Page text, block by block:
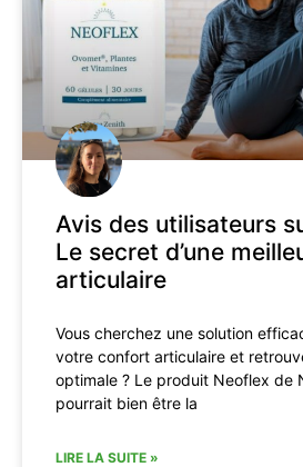
Avis des utilisateurs
Le secret d’une
articulaire
Vous cherchez une solution
votre confort articulaire et
optimale ? Le produit Neoflex de
pourrait bien être la
LIRE LA SUITE »